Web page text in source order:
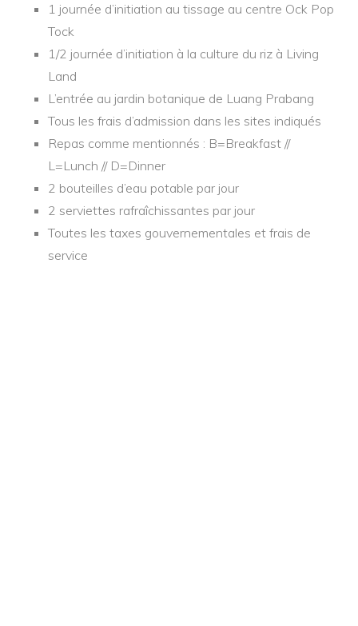
1 journée d’initiation au tissage au centre Ock Pop
Tock
1/2 journée d’initiation à la culture du riz à Living
Land
L’entrée au jardin botanique de Luang Prabang
Tous les frais d’admission dans les sites indiqués
Repas comme mentionnés : B=Breakfast //
L=Lunch // D=Dinner
2 bouteilles d’eau potable par jour
2 serviettes rafraîchissantes par jour
Toutes les taxes gouvernementales et frais de
service